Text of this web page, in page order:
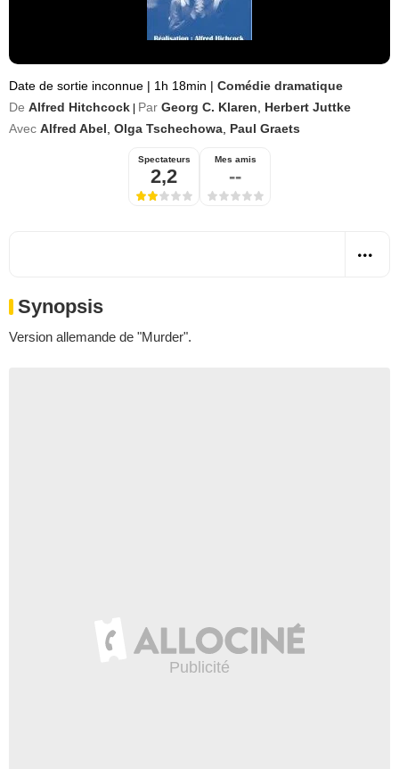
Date de sortie inconnue | 1h 18min | Comédie dramatique
De Alfred Hitchcock Par Georg C. Klaren
Herbert Juttke
Avec Alfred Abel Olga Tschechowa Paul Graets
Spectateurs
2,2
Mes amis
--
Synopsis
Version allemande de "Murder".